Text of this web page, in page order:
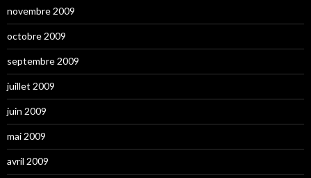
novembre 2009
octobre 2009
septembre 2009
juillet 2009
juin 2009
mai 2009
avril 2009